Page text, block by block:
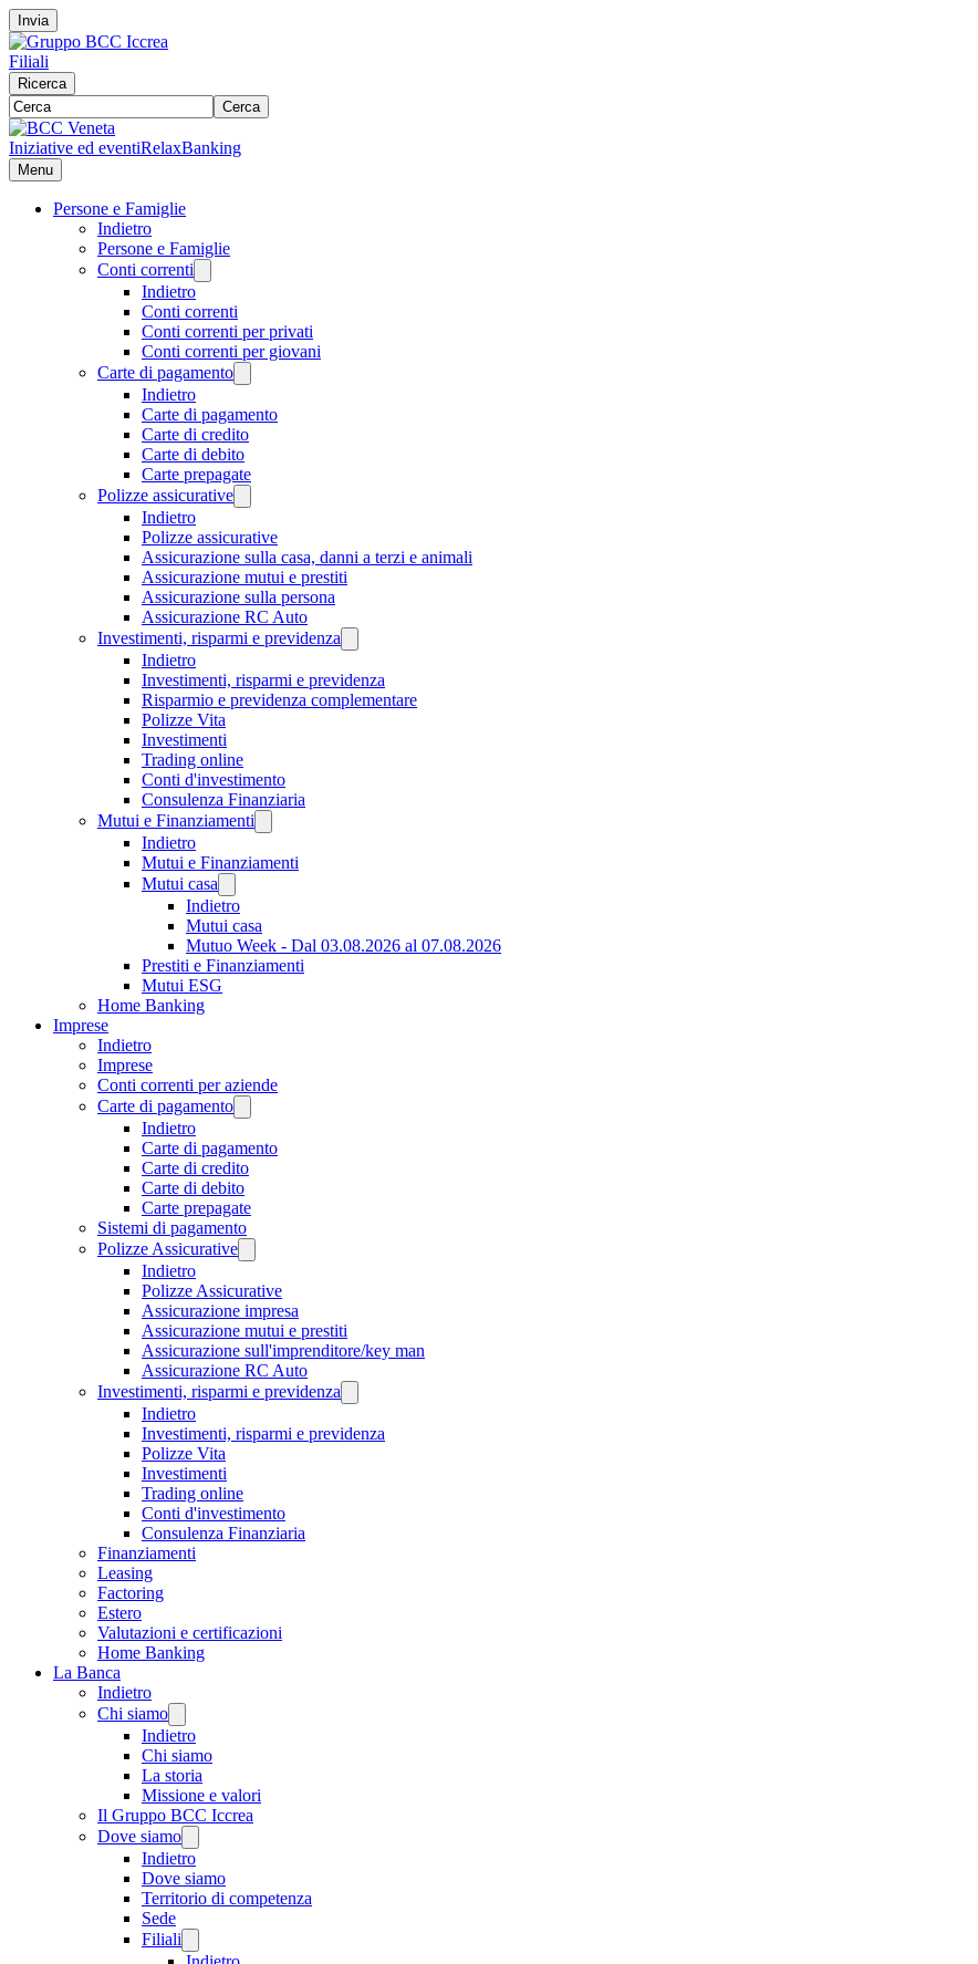
Invia
Filiali
Ricerca
Cerca
Iniziative ed eventiRelaxBanking
Menu
Persone e Famiglie
Indietro
Persone e Famiglie
Conti correnti
Indietro
Conti correnti
Conti correnti per privati
Conti correnti per giovani
Carte di pagamento
Indietro
Carte di pagamento
Carte di credito
Carte di debito
Carte prepagate
Polizze assicurative
Indietro
Polizze assicurative
Assicurazione sulla casa, danni a terzi e animali
Assicurazione mutui e prestiti
Assicurazione sulla persona
Assicurazione RC Auto
Investimenti, risparmi e previdenza
Indietro
Investimenti, risparmi e previdenza
Risparmio e previdenza complementare
Polizze Vita
Investimenti
Trading online
Conti d'investimento
Consulenza Finanziaria
Mutui e Finanziamenti
Indietro
Mutui e Finanziamenti
Mutui casa
Indietro
Mutui casa
Mutuo Week - Dal 03.08.2026 al 07.08.2026
Prestiti e Finanziamenti
Mutui ESG
Home Banking
Imprese
Indietro
Imprese
Conti correnti per aziende
Carte di pagamento
Indietro
Carte di pagamento
Carte di credito
Carte di debito
Carte prepagate
Sistemi di pagamento
Polizze Assicurative
Indietro
Polizze Assicurative
Assicurazione impresa
Assicurazione mutui e prestiti
Assicurazione sull'imprenditore/key man
Assicurazione RC Auto
Investimenti, risparmi e previdenza
Indietro
Investimenti, risparmi e previdenza
Polizze Vita
Investimenti
Trading online
Conti d'investimento
Consulenza Finanziaria
Finanziamenti
Leasing
Factoring
Estero
Valutazioni e certificazioni
Home Banking
La Banca
Indietro
Chi siamo
Indietro
Chi siamo
La storia
Missione e valori
Il Gruppo BCC Iccrea
Dove siamo
Indietro
Dove siamo
Territorio di competenza
Sede
Filiali